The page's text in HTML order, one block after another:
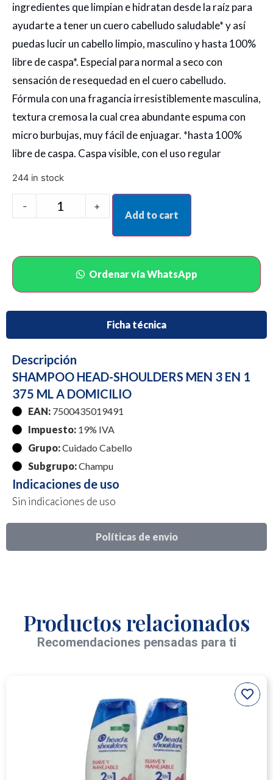
ingredientes que limpian e hidratan desde la raíz para
ayudarte a tener un cuero cabelludo saludable* y así
puedas lucir un cabello limpio, masculino y hasta 100%
libre de caspa*. Especial para normal a seco con
sensación de resequedad en el cuero cabelludo.
Fórmula con una fragancia irresistiblemente masculina,
textura cremosa la cual crea abundante espuma con
micro burbujas, muy fácil de enjuagar. *hasta 100%
libre de caspa. Caspa visible, con el uso regular
244 in stock
- +
Add to cart
Ordenar vía WhatsApp
Ficha técnica
Políticas de envio
Descripción
SHAMPOO HEAD-SHOULDERS MEN 3 EN 1
375 ML A DOMICILIO
EAN: 7500435019491
Impuesto: 19% IVA
Grupo:Cuidado Cabello
Subgrupo:Champu
Indicaciones de uso
Sin indicaciones de uso
Productos relacionados
Recomendaciones pensadas para ti